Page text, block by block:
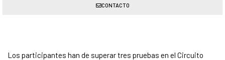
CONTACTO
Los participantes han de superar tres pruebas en el Circuito